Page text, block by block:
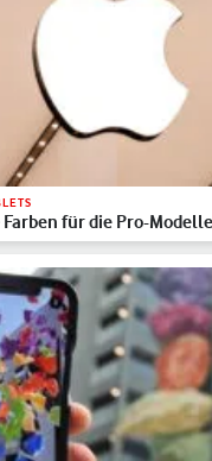
Farben für die Pro-